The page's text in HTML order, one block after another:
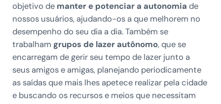
objetivo de manter e potenciar a autonomia de
nossos usuários, ajudando-os a que melhorem no
desempenho do seu dia a dia. Também se
trabalham grupos de lazer autônomo, que se
encarregam de gerir seu tempo de lazer junto a
seus amigos e amigas, planejando periodicamente
as saídas que mais lhes apetece realizar pela cidade
e buscando os recursos e meios que necessitam